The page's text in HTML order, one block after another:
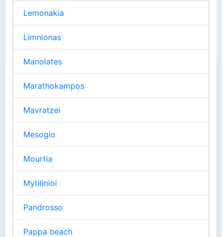
Lemonakia
Limnionas
Manolates
Marathokampos
Mavratzei
Mesogio
Mourtia
Mytilinioi
Pandrosso
Pappa beach